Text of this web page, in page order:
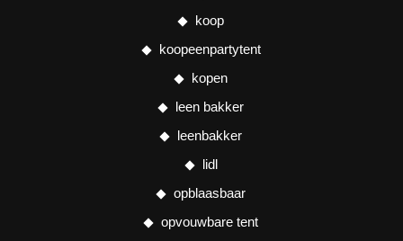
koop
koopeenpartytent
kopen
leen bakker
leenbakker
lidl
opblaasbaar
opvouwbare tent